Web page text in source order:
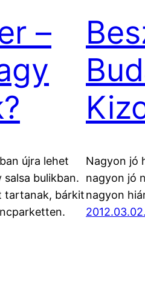
–
újra lehet
bulikban.
tartanak, bárkit
Nagyon jó
nagyon jó
nagyon
2012.03.02.